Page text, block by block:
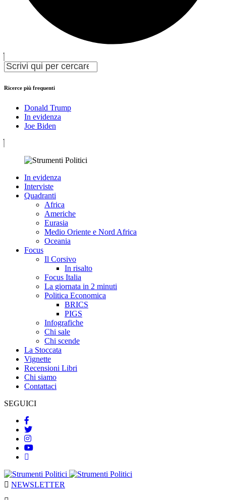
Ricerce più frequenti
Donald Trump
In evidenza
Joe Biden
In evidenza
Interviste
Quadranti
Africa
Americhe
Eurasia
Medio Oriente e Nord Africa
Oceania
Focus
Il Corsivo
In risalto
Focus Italia
La giornata in 2 minuti
Politica Economica
BRICS
PIGS
Infografiche
Chi sale
Chi scende
La Stoccata
Vignette
Recensioni Libri
Chi siamo
Contattaci
SEGUICI
NEWSLETTER